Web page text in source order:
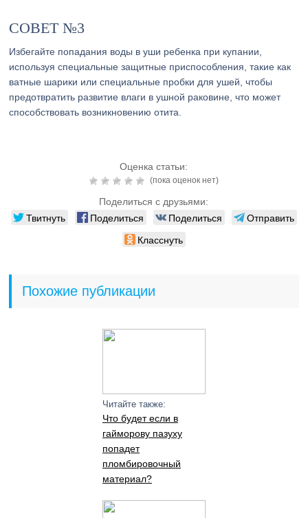
СОВЕТ №3
Избегайте попадания воды в уши ребенка при купании,
используя специальные защитные приспособления, такие как
ватные шарики или специальные пробки для ушей, чтобы
предотвратить развитие влаги в ушной раковине, что может
способствовать возникновению отита.
Оценка статьи:
(пока оценок нет)
Поделиться с друзьями:
Твитнуть Поделиться Поделиться
Отправить
Класснуть
Похожие публикации
Читайте также:
Что будет если в
гайморову пазуху
попадет
пломбировочный
материал?